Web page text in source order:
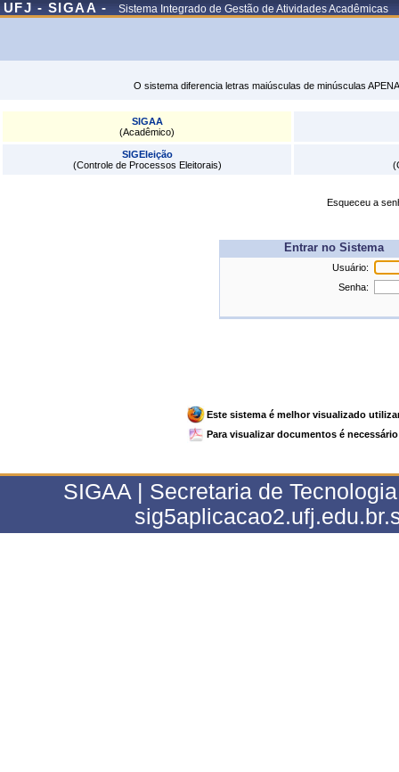
UFJ - SIGAA - Sistema Integrado de Gestão de Atividades Acadêmicas
O sistema diferencia letras maiúsculas de minúsculas
SIGAA
(Acadêmico)
SIGEleição
(Controle de Processos Eleitorais)
Esqueceu a
Entrar no Sistema
Usuário:
Senha:
Este sistema é melhor visualizado
Para visualizar documentos é
SIGAA | Secretaria de